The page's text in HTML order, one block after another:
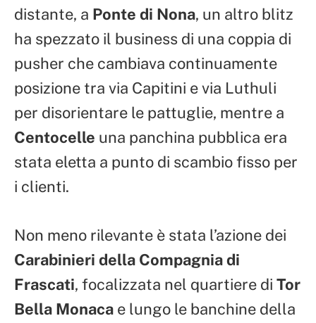
distante, a Ponte di Nona, un altro blitz
ha spezzato il business di una coppia di
pusher che cambiava continuamente
posizione tra via Capitini e via Luthuli
per disorientare le pattuglie, mentre a
Centocelle una panchina pubblica era
stata eletta a punto di scambio fisso per
i clienti.
Non meno rilevante è stata l’azione dei
Carabinieri della Compagnia di
Frascati, focalizzata nel quartiere di Tor
Bella Monaca e lungo le banchine della